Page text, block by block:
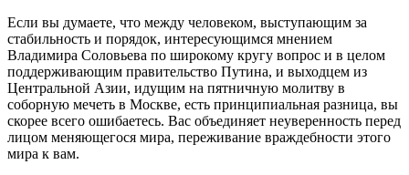
Если вы думаете, что между человеком, выступающим за
стабильность и порядок, интересующимся мнением
Владимира Соловьева по широкому кругу вопрос и в целом
поддерживающим правительство Путина, и выходцем из
Центральной Азии, идущим на пятничную молитву в
соборную мечеть в Москве, есть принципиальная разница, вы
скорее всего ошибаетесь. Вас объединяет неуверенность перед
лицом меняющегося мира, переживание враждебности этого
мира к вам.